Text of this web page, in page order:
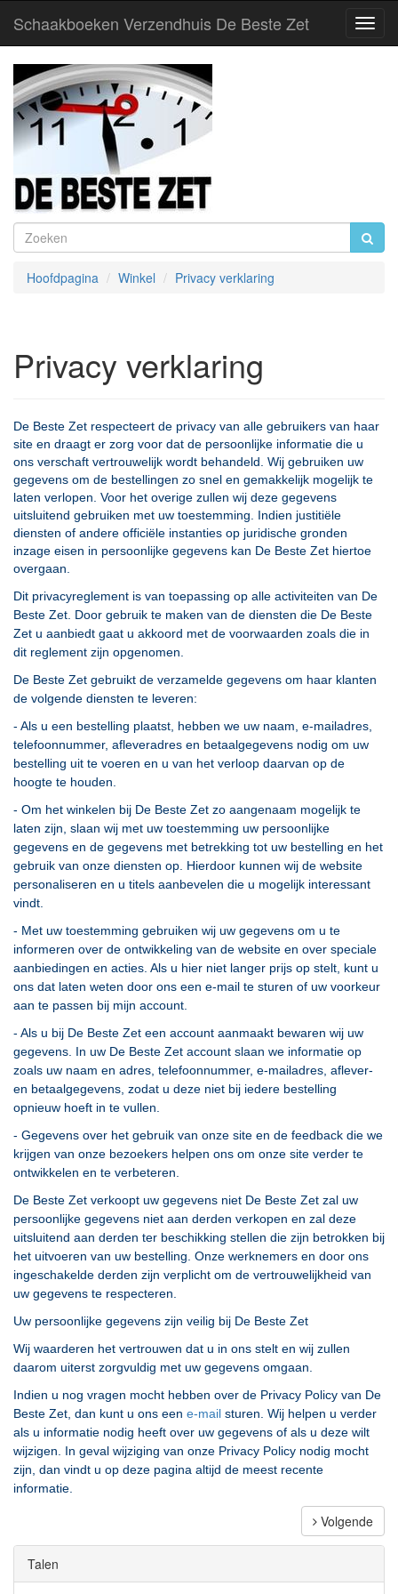
Schaakboeken Verzendhuis De Beste Zet
Hoofdpagina Winkel Privacy verklaring
Privacy verklaring
De Beste Zet respecteert de privacy van alle gebruikers van haar
site en draagt er zorg voor dat de persoonlijke informatie die u
ons verschaft vertrouwelijk wordt behandeld. Wij gebruiken uw
gegevens om de bestellingen zo snel en gemakkelijk mogelijk te
laten verlopen. Voor het overige zullen wij deze gegevens
uitsluitend gebruiken met uw toestemming. Indien justitiële
diensten of andere officiële instanties op juridische gronden
inzage eisen in persoonlijke gegevens kan De Beste Zet hiertoe
overgaan.
Dit privacyreglement is van toepassing op alle activiteiten van De
Beste Zet. Door gebruik te maken van de diensten die De Beste
Zet u aanbiedt gaat u akkoord met de voorwaarden zoals die in
dit reglement zijn opgenomen.
De Beste Zet gebruikt de verzamelde gegevens om haar klanten
de volgende diensten te leveren:
- Als u een bestelling plaatst, hebben we uw naam, e-mailadres,
telefoonnummer, afleveradres en betaalgegevens nodig om uw
bestelling uit te voeren en u van het verloop daarvan op de
hoogte te houden.
- Om het winkelen bij De Beste Zet zo aangenaam mogelijk te
laten zijn, slaan wij met uw toestemming uw persoonlijke
gegevens en de gegevens met betrekking tot uw bestelling en het
gebruik van onze diensten op. Hierdoor kunnen wij de website
personaliseren en u titels aanbevelen die u mogelijk interessant
vindt.
- Met uw toestemming gebruiken wij uw gegevens om u te
informeren over de ontwikkeling van de website en over speciale
aanbiedingen en acties. Als u hier niet langer prijs op stelt, kunt u
ons dat laten weten door ons een e-mail te sturen of uw voorkeur
aan te passen bij mijn account.
- Als u bij De Beste Zet een account aanmaakt bewaren wij uw
gegevens. In uw De Beste Zet account slaan we informatie op
zoals uw naam en adres, telefoonnummer, e-mailadres, aflever-
en betaalgegevens, zodat u deze niet bij iedere bestelling
opnieuw hoeft in te vullen.
- Gegevens over het gebruik van onze site en de feedback die we
krijgen van onze bezoekers helpen ons om onze site verder te
ontwikkelen en te verbeteren.
De Beste Zet verkoopt uw gegevens niet De Beste Zet zal uw
persoonlijke gegevens niet aan derden verkopen en zal deze
uitsluitend aan derden ter beschikking stellen die zijn betrokken bij
het uitvoeren van uw bestelling. Onze werknemers en door ons
ingeschakelde derden zijn verplicht om de vertrouwelijkheid van
uw gegevens te respecteren.
Uw persoonlijke gegevens zijn veilig bij De Beste Zet
Wij waarderen het vertrouwen dat u in ons stelt en wij zullen
daarom uiterst zorgvuldig met uw gegevens omgaan.
Indien u nog vragen mocht hebben over de Privacy Policy van De
Beste Zet, dan kunt u ons een e-mail sturen. Wij helpen u verder
als u informatie nodig heeft over uw gegevens of als u deze wilt
wijzigen. In geval wijziging van onze Privacy Policy nodig mocht
zijn, dan vindt u op deze pagina altijd de meest recente
informatie.
Volgende
Talen